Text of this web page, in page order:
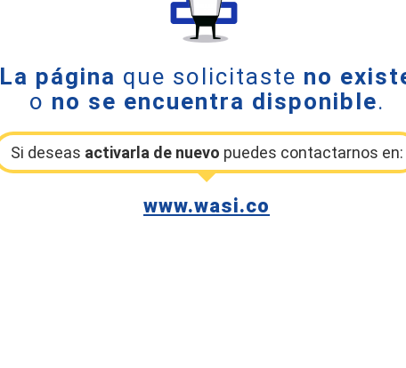
La página que solicitaste no
o no se encuentra disponible.
Si deseas activarla de nuevo puedes contactarnos en:
www.wasi.co